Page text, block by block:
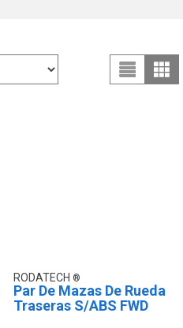
RODATECH
Par De Mazas De Rueda
Traseras S/ABS FWD